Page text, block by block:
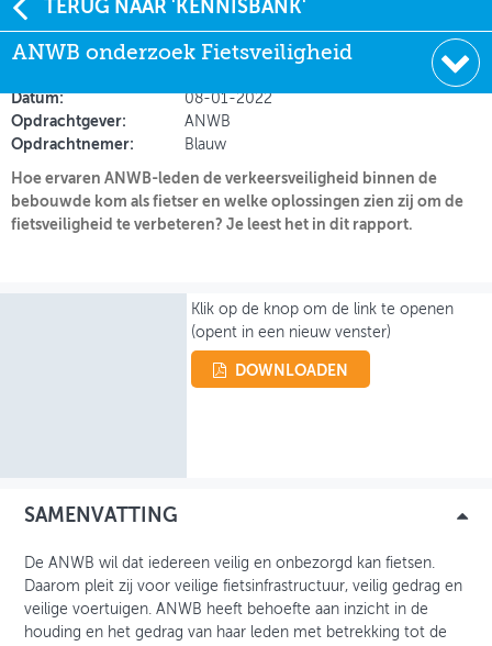
ACTUEEL
DOSSIERS
BIJEENKOMSTEN
ONTWERPERSCAFÉ
INLOGGEN
TERUG NAAR 'KENNISBANK'
ANWB onderzoek Fietsveiligheid
ANWB onderzoek Fietsveiligheid
Datum:
08-01-2022
Opdrachtgever:
ANWB
Opdrachtnemer:
Blauw
Hoe ervaren ANWB-leden de verkeersveiligheid binnen de
bebouwde kom als fietser en welke oplossingen zien zij om de
fietsveiligheid te verbeteren? Je leest het in dit rapport.
Klik op de knop om de link te openen
(opent in een nieuw venster)
DOWNLOADEN
SAMENVATTING
De ANWB wil dat iedereen veilig en onbezorgd kan fietsen.
Daarom pleit zij voor veilige fietsinfrastructuur, veilig gedrag en
veilige voertuigen. ANWB heeft behoefte aan inzicht in de
houding en het gedrag van haar leden met betrekking tot de